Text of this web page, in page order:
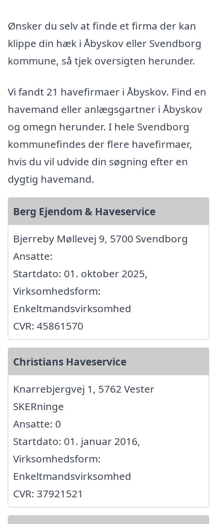
Ønsker du selv at finde et firma der kan
klippe din hæk i Åbyskov eller Svendborg
kommune, så tjek oversigten herunder.
Vi fandt 21 havefirmaer i Åbyskov. Find en
havemand eller anlægsgartner i Åbyskov
og omegn herunder. I hele Svendborg
kommunefindes der flere havefirmaer,
hvis du vil udvide din søgning efter en
dygtig havemand.
Berg Ejendom & Haveservice
Bjerreby Møllevej 9, 5700 Svendborg
Ansatte:
Startdato: 01. oktober 2025,
Virksomhedsform:
Enkeltmandsvirksomhed
CVR: 45861570
Christians Haveservice
Knarrebjergvej 1, 5762 Vester
SKERninge
Ansatte: 0
Startdato: 01. januar 2016,
Virksomhedsform:
Enkeltmandsvirksomhed
CVR: 37921521